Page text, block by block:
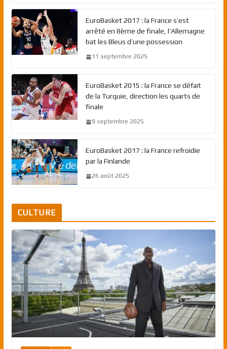
EuroBasket 2017 : la France s’est
arrêté en 8ème de finale, l’Allemagne
bat les Bleus d’une possession
11 septembre 2025
EuroBasket 2015 : la France se défait
de la Turquie, direction les quarts de
finale
9 septembre 2025
EuroBasket 2017 : la France refroidie
par la Finlande
26 août 2025
CULTURE